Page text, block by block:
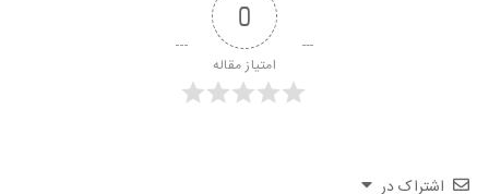
0
امتیاز مقاله
اشتراک در